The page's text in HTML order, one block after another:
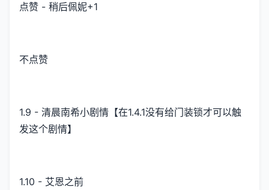
点赞 - 稍后佩妮+1
不点赞
1.9 - 清晨南希小剧情【在1.4.1没有给门装锁才可以触
发这个剧情】
1.10 - 艾恩之前